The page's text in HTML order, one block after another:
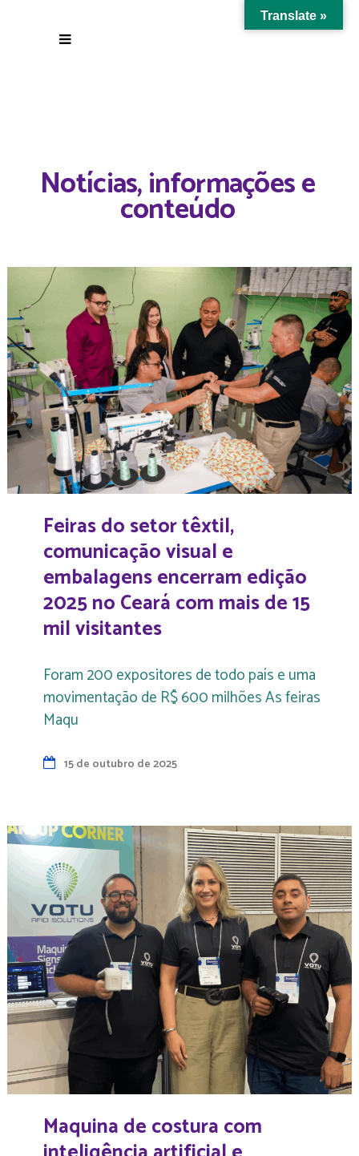
Notícias, informações e
conteúdo
Feiras do setor têxtil,
comunicação visual e
embalagens encerram edição
2025 no Ceará com mais de 15
mil visitantes
Foram 200 expositores de todo país e uma
movimentação de R$ 600 milhões As feiras
Maqu
15 de outubro de 2025
Maquina de costura com
Translate »